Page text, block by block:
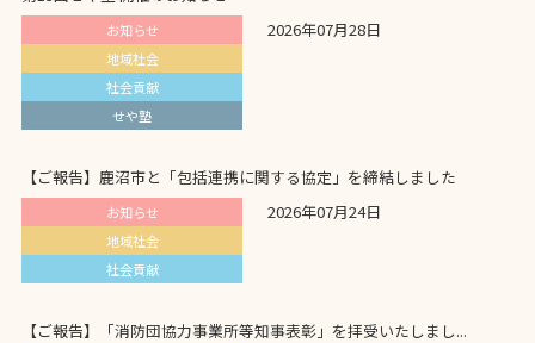
お知らせ
地域社会
社会貢献
せや塾
2026年07月28日
【ご報告】鹿沼市と「包括連携に関する協定」を締結しました
お知らせ
地域社会
社会貢献
2026年07月24日
【ご報告】「消防団協力事業所等知事表彰」を拝受いたしまし...